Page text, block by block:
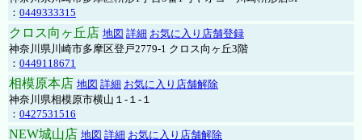
： 0449333315
クロス向ヶ丘店 地図 詳細 お気に入り店舗登録
神奈川県川崎市多摩区登戸2779-1 クロス向ヶ丘3階
： 0449118671
相模原本店 地図 詳細 お気に入り店舗解除
神奈川県相模原市横山１-１-１
： 0427531516
NEW城山店 地図 詳細 お気に入り店舗解除